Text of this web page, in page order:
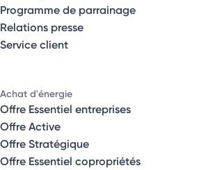
Programme de parrainage
Relations presse
Service client
Achat d'énergie
Offre Essentiel entreprises
Offre Active
Offre Stratégique
Offre Essentiel copropriétés